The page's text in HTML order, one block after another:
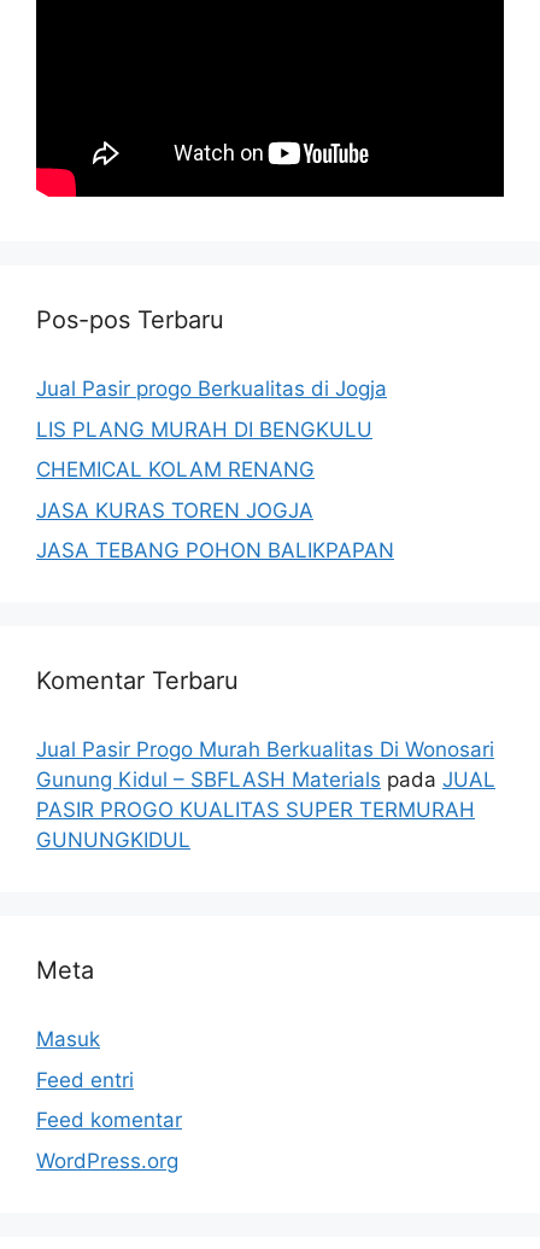
Pos-pos Terbaru
Jual Pasir progo Berkualitas di Jogja
LIS PLANG MURAH DI BENGKULU
CHEMICAL KOLAM RENANG
JASA KURAS TOREN JOGJA
JASA TEBANG POHON BALIKPAPAN
Komentar Terbaru
Jual Pasir Progo Murah Berkualitas Di Wonosari
Gunung Kidul – SBFLASH Materials pada JUAL
PASIR PROGO KUALITAS SUPER TERMURAH
GUNUNGKIDUL
Meta
Masuk
Feed entri
Feed komentar
WordPress.org